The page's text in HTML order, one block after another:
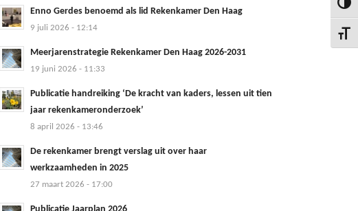
Kies
Enno Gerdes benoemd als lid Rekenkamer Den Haag
9 juli 2026 - 12:14
Meerjarenstrategie Rekenkamer Den Haag 2026-2031
19 juni 2026 - 11:33
Publicatie handreiking ‘De kracht van kaders, lessen uit tien
jaar rekenkameronderzoek’
8 april 2026 - 13:46
De rekenkamer brengt verslag uit over haar
werkzaamheden in 2025
27 maart 2026 - 17:00